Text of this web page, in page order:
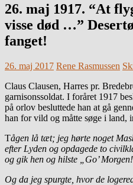
26. maj 1917. “At
visse død …”
fanget!
26. maj 2017 Rene Rasmussen
Claus Clausen, Harres pr.
garnisonssoldat. I foråret 1917
på orlov besluttede han at gå
han for vild og måtte søge i land,
Tågen lå tæt; jeg hørte noget
efter Lyden og opdagede to
og gik hen og hilste „Go’
Og da jeg spurgte, hvor de